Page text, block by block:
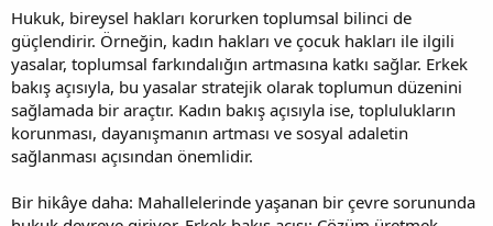
Hukuk, bireysel hakları korurken toplumsal bilinci de
güçlendirir. Örneğin, kadın hakları ve çocuk hakları ile ilgili
yasalar, toplumsal farkındalığın artmasına katkı sağlar. Erkek
bakış açısıyla, bu yasalar stratejik olarak toplumun düzenini
sağlamada bir araçtır. Kadın bakış açısıyla ise, toplulukların
korunması, dayanışmanın artması ve sosyal adaletin
sağlanması açısından önemlidir.
Bir hikâye daha: Mahallelerinde yaşanan bir çevre sorununda